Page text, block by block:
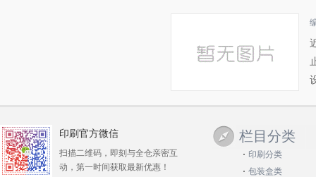
栏目分类
印刷分类
包装盒类
印刷官方微信
扫描二维码，即刻与全仓亲密互
动，第一时间获取最新优惠！